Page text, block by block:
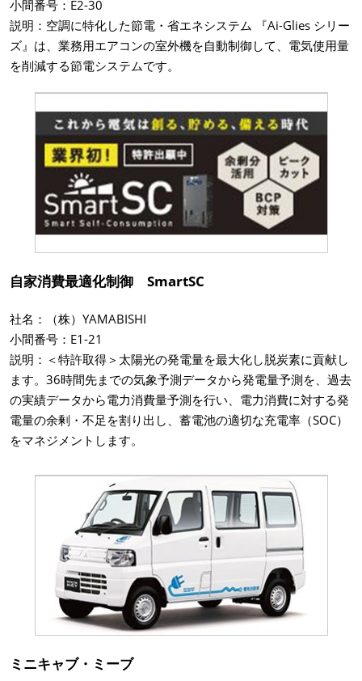
小間番号：E2-30
説明：空調に特化した節電・省エネシステム 『Ai-Glies シリー
ズ』は、業務用エアコンの室外機を自動制御して、電気使用量
を削減する節電システムです。
自家消費最適化制御 SmartSC
社名：（株）YAMABISHI
小間番号：E1-21
説明：＜特許取得＞太陽光の発電量を最大化し脱炭素に貢献し
ます。36時間先までの気象予測データから発電量予測を、過去
の実績データから電力消費量予測を行い、電力消費に対する発
電量の余剰・不足を割り出し、蓄電池の適切な充電率（SOC）
をマネジメントします。
ミニキャブ・ミーブ